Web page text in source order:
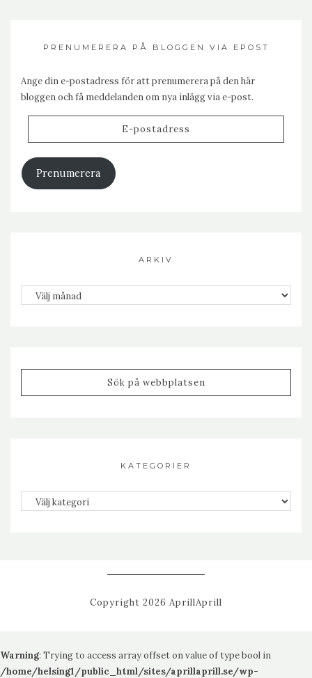
PRENUMERERA PÅ BLOGGEN VIA EPOST
Ange din e-postadress för att prenumerera på den här
bloggen och få meddelanden om nya inlägg via e-post.
Prenumerera
ARKIV
Arkiv
KATEGORIER
Kategorier
Copyright 2026 AprillAprill
Warning: Trying to access array offset on value of type bool in
/home/helsing1/public_html/sites/aprillaprill.se/wp-